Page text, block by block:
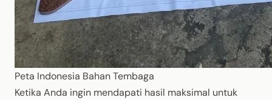
Peta Indonesia Bahan Tembaga
Ketika Anda ingin mendapati hasil maksimal untuk